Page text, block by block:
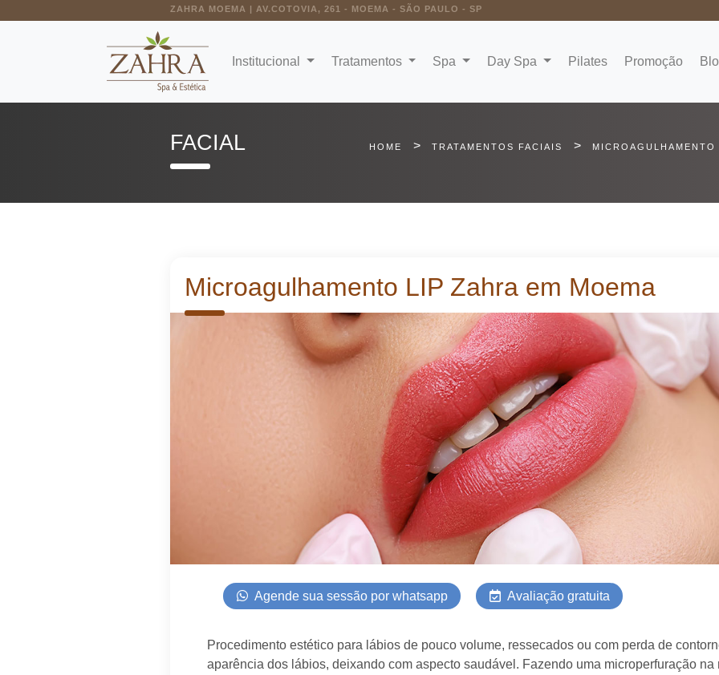
ZAHRA MOEMA | AV.COTOVIA, 261 - MOEMA - SÃO PAULO - SP
Institucional Tratamentos Spa Day Spa Pilates Promoção
FACIAL HOME > TRATAMENTOS FACIAIS >
Microagulhamento LIP Zahra em Moema
Agende sua sessão por whatsapp Avaliação gratuita
Procedimento estético para lábios de pouco volume, ressecados ou com perda de
aparência dos lábios, deixando com aspecto saudável. Fazendo uma microperfuração na